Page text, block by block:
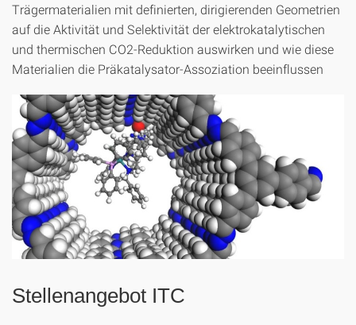
Trägermaterialien mit definierten, dirigierenden Geometrien
auf die Aktivität und Selektivität der elektrokatalytischen
und thermischen CO2-Reduktion auswirken und wie diese
Materialien die Präkatalysator-Assoziation beeinflussen
Stellenangebot ITC